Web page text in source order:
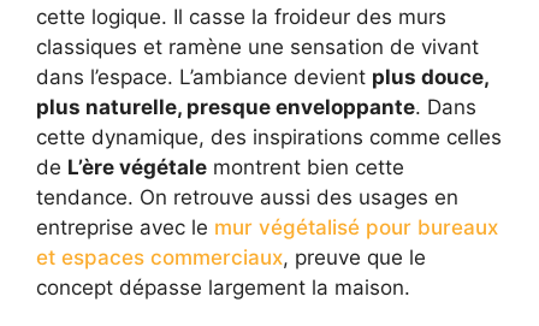
cette logique. Il casse la froideur des murs
classiques et ramène une sensation de vivant
dans l’espace. L’ambiance devient plus douce,
plus naturelle, presque enveloppante. Dans
cette dynamique, des inspirations comme celles
de L’ère végétale montrent bien cette
tendance. On retrouve aussi des usages en
entreprise avec le mur végétalisé pour bureaux
et espaces commerciaux, preuve que le
concept dépasse largement la maison.